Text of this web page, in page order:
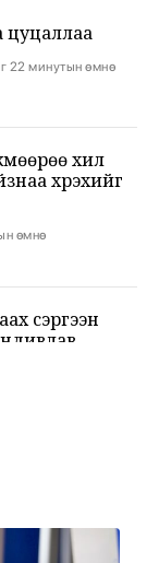
хүрэхийг
өмнө
өмнө
зэвсгээс